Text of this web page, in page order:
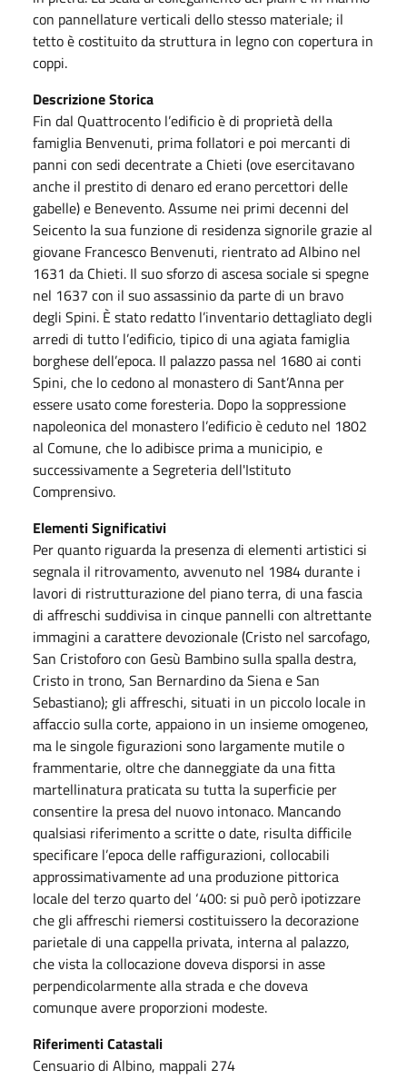
con pannellature verticali dello stesso materiale; il
tetto è costituito da struttura in legno con copertura in
coppi.
Descrizione Storica
Fin dal Quattrocento l’edificio è di proprietà della
famiglia Benvenuti, prima follatori e poi mercanti di
panni con sedi decentrate a Chieti (ove esercitavano
anche il prestito di denaro ed erano percettori delle
gabelle) e Benevento. Assume nei primi decenni del
Seicento la sua funzione di residenza signorile grazie al
giovane Francesco Benvenuti, rientrato ad Albino nel
1631 da Chieti. Il suo sforzo di ascesa sociale si spegne
nel 1637 con il suo assassinio da parte di un bravo
degli Spini. È stato redatto l’inventario dettagliato degli
arredi di tutto l’edificio, tipico di una agiata famiglia
borghese dell’epoca. Il palazzo passa nel 1680 ai conti
Spini, che lo cedono al monastero di Sant’Anna per
essere usato come foresteria. Dopo la soppressione
napoleonica del monastero l’edificio è ceduto nel 1802
al Comune, che lo adibisce prima a municipio, e
successivamente a Segreteria dell'Istituto
Comprensivo.
Elementi Significativi
Per quanto riguarda la presenza di elementi artistici si
segnala il ritrovamento, avvenuto nel 1984 durante i
lavori di ristrutturazione del piano terra, di una fascia
di affreschi suddivisa in cinque pannelli con altrettante
immagini a carattere devozionale (Cristo nel sarcofago,
San Cristoforo con Gesù Bambino sulla spalla destra,
Cristo in trono, San Bernardino da Siena e San
Sebastiano); gli affreschi, situati in un piccolo locale in
affaccio sulla corte, appaiono in un insieme omogeneo,
ma le singole figurazioni sono largamente mutile o
frammentarie, oltre che danneggiate da una fitta
martellinatura praticata su tutta la superficie per
consentire la presa del nuovo intonaco. Mancando
qualsiasi riferimento a scritte o date, risulta difficile
specificare l’epoca delle raffigurazioni, collocabili
approssimativamente ad una produzione pittorica
locale del terzo quarto del ‘400: si può però ipotizzare
che gli affreschi riemersi costituissero la decorazione
parietale di una cappella privata, interna al palazzo,
che vista la collocazione doveva disporsi in asse
perpendicolarmente alla strada e che doveva
comunque avere proporzioni modeste.
Riferimenti Catastali
Censuario di Albino, mappali 274